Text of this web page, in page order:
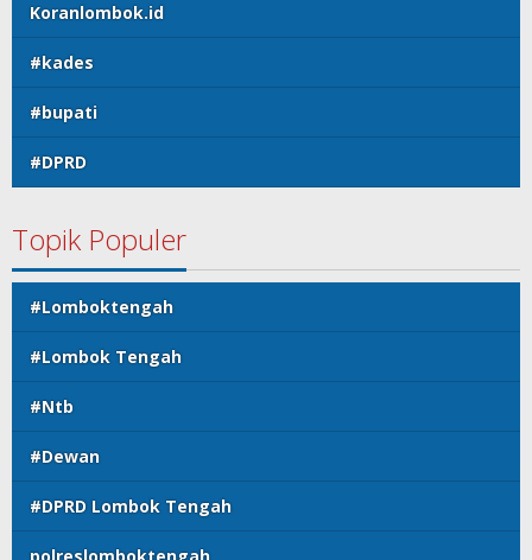
Koranlombok.id
#kades
#bupati
#DPRD
Topik Populer
#Lomboktengah
#Lombok Tengah
#Ntb
#Dewan
#DPRD Lombok Tengah